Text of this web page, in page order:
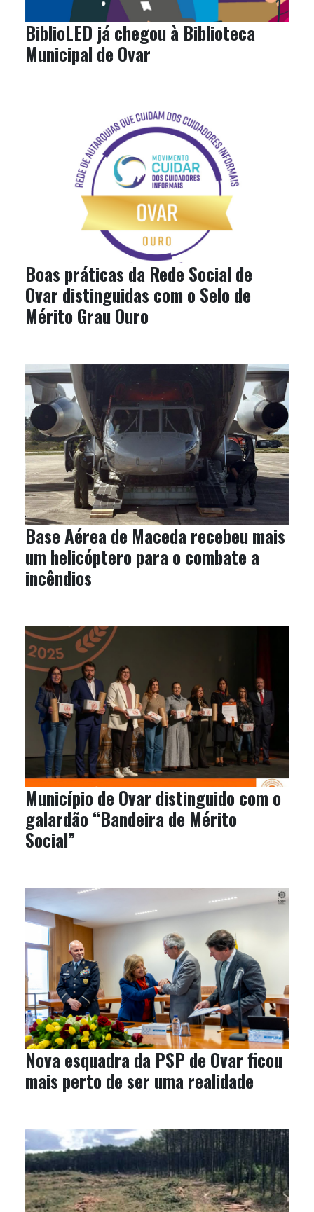
BiblioLED já chegou à Biblioteca
Municipal de Ovar
Boas práticas da Rede Social de
Ovar distinguidas com o Selo de
Mérito Grau Ouro
Base Aérea de Maceda recebeu mais
um helicóptero para o combate a
incêndios
Município de Ovar distinguido com o
galardão “Bandeira de Mérito
Social”
Nova esquadra da PSP de Ovar ficou
mais perto de ser uma realidade